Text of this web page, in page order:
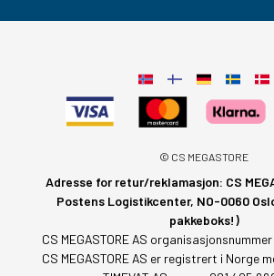
© CS MEGASTORE
Adresse for retur/reklamasjon: CS
Postens Logistikcenter, NO-0060
pakkeboks!)
CS MEGASTORE AS
CS MEGASTORE AS er registrert i Norge